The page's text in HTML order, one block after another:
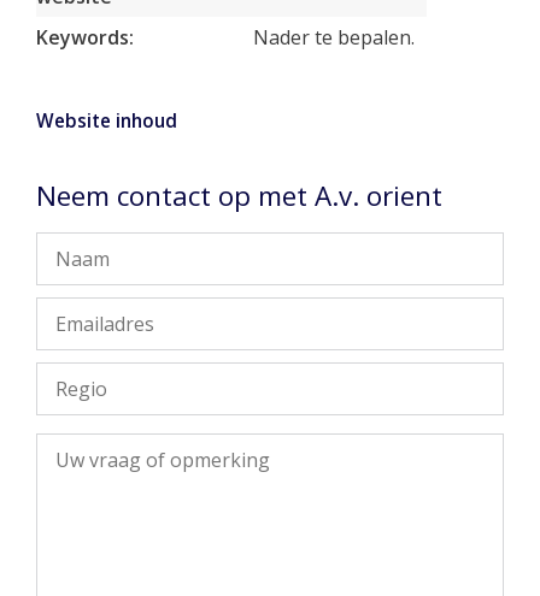
Keywords: Nader te bepalen.
Website inhoud
Neem contact op met A.v. orient